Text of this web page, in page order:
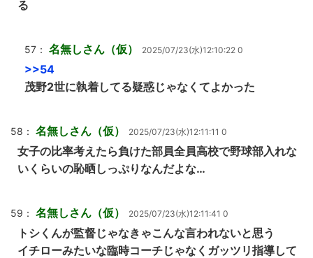
る
57： 名無しさん（仮） 2025/07/23(水)12:10:22 0
>>54
茂野2世に執着してる疑惑じゃなくてよかった
58： 名無しさん（仮） 2025/07/23(水)12:11:11 0
女子の比率考えたら負けた部員全員高校で野球部入れな
いくらいの恥晒しっぷりなんだよな…
59： 名無しさん（仮） 2025/07/23(水)12:11:41 0
トシくんが監督じゃなきゃこんな言われないと思う
イチローみたいな臨時コーチじゃなくガッツリ指導して